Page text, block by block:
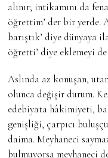
alınır; intikamını da
öğrettim’ der bir yerde.
barıştık’ diye dünyaya
öğretti’ diye eklemeyi
Aslında az konuşan,
olunca değişir durum.
edebiyata hâkimiyeti,
genişliği, çarpıcı
daima. Meyhaneci
bulmuyorsa meyhaneci